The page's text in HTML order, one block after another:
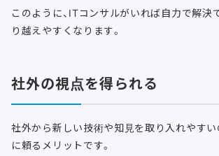
このように、ITコンサルがいれば自力で解決
り越えやすくなります。
社外の視点を得られる
社外から新しい技術や知見を取り入れやすい
に頼るメリットです。